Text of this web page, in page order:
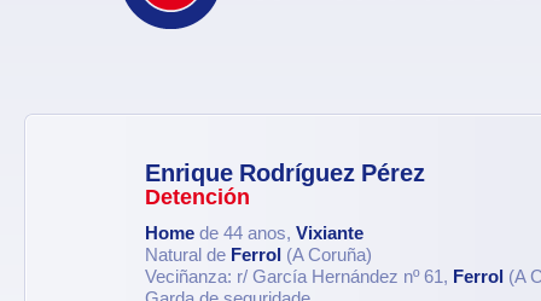
Enrique Rodríguez Pérez
Detención
Home de 44 anos, Vixiante
Natural de Ferrol (A Coruña)
Veciñanza: r/ García Hernández nº 61, Ferrol (A